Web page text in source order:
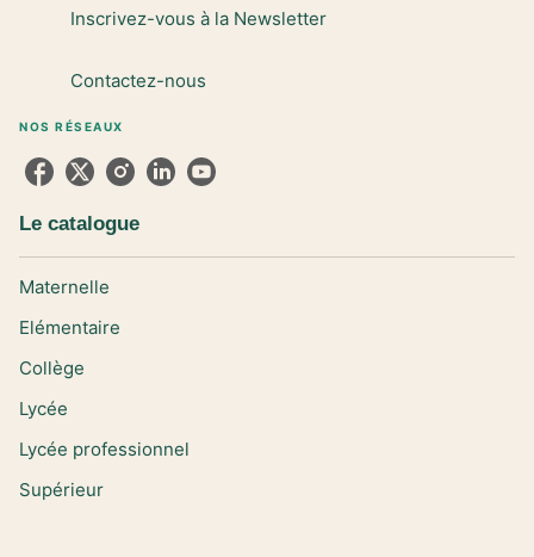
Inscrivez-vous à la Newsletter
Contactez-nous
NOS RÉSEAUX
Le catalogue
Maternelle
Elémentaire
Collège
Lycée
Lycée professionnel
Supérieur